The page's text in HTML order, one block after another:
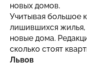
новых домов.
Учитывая большое
лишившихся жилья,
новые дома.
сколько стоят
Львов